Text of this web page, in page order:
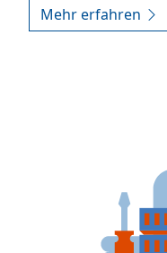
Mehr erfahren